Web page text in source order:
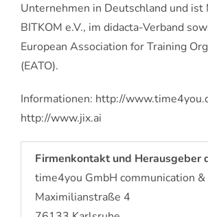
Unternehmen in Deutschland und
BITKOM e.V., im didacta-Verband
European Association for Training
(EATO).
Informationen: http://
http://www.jix.ai
Firmenkontakt und Herausgeber
time4you GmbH communication
Maximilianstraße 4